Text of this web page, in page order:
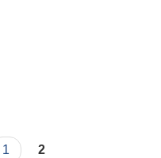
1 2